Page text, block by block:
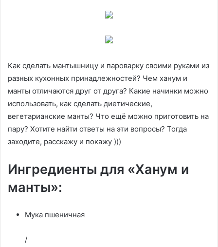
Как сделать мантышницу и пароварку своими руками из
разных кухонных принадлежностей? Чем ханум и
манты отличаются друг от друга? Какие начинки можно
использовать, как сделать диетические,
вегетарианские манты? Что ещё можно приготовить на
пару? Хотите найти ответы на эти вопросы? Тогда
заходите, расскажу и покажу )))
Ингредиенты для «Ханум и
манты»:
Мука пшеничная
/